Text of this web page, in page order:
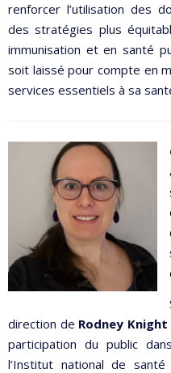
renforcer l’utilisation des
des stratégies plus
immunisation et en santé
soit laissé pour compte en
services essentiels à sa
direction de Rodney Knight
participation du public
l’Institut national de